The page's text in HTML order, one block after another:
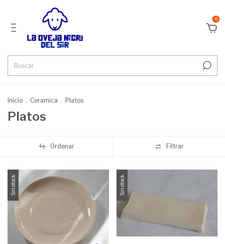
0
Inicio . Ceramica . Platos
Platos
Ordenar Filtrar
Sin stock Sin stock